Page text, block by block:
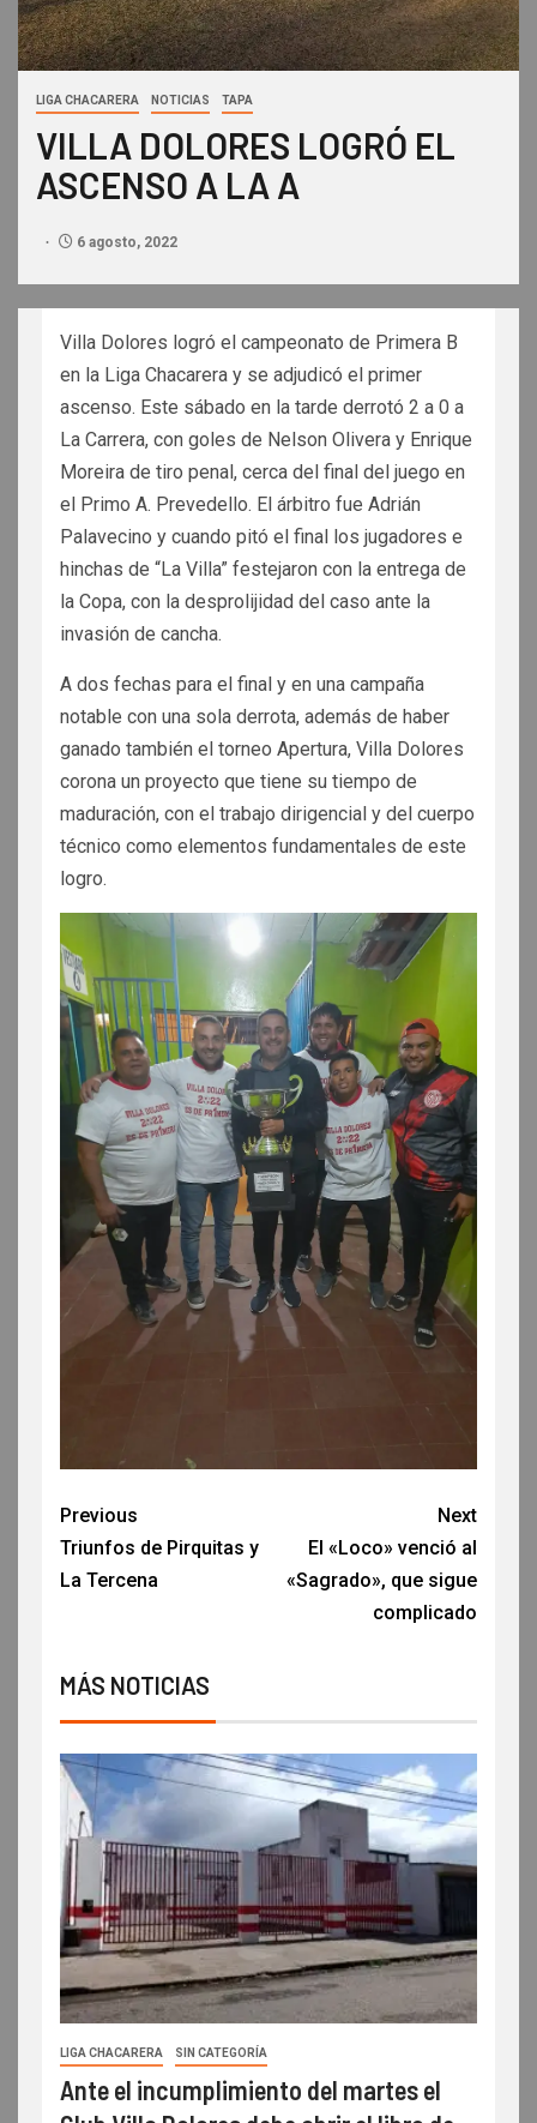
LIGA CHACARERA NOTICIAS TAPA
VILLA DOLORES LOGRÓ EL
ASCENSO A LA A
6 agosto, 2022
Villa Dolores logró el campeonato de Primera B
en la Liga Chacarera y se adjudicó el primer
ascenso. Este sábado en la tarde derrotó 2 a 0 a
La Carrera, con goles de Nelson Olivera y Enrique
Moreira de tiro penal, cerca del final del juego en
el Primo A. Prevedello. El árbitro fue Adrián
Palavecino y cuando pitó el final los jugadores e
hinchas de “La Villa” festejaron con la entrega de
la Copa, con la desprolijidad del caso ante la
invasión de cancha.
A dos fechas para el final y en una campaña
notable con una sola derrota, además de haber
ganado también el torneo Apertura, Villa Dolores
corona un proyecto que tiene su tiempo de
maduración, con el trabajo dirigencial y del cuerpo
técnico como elementos fundamentales de este
logro.
Previous
Triunfos de Pirquitas y
La Tercena
Next
El «Loco» venció al
«Sagrado», que sigue
complicado
MÁS NOTICIAS
LIGA CHACARERA SIN CATEGORÍA
Ante el incumplimiento del martes el